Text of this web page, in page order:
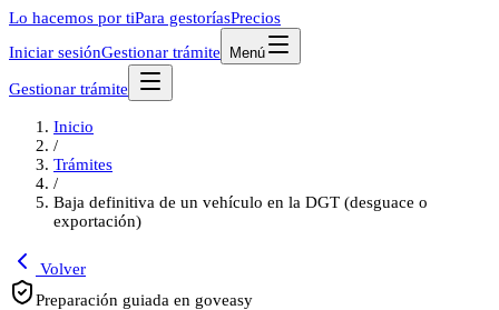
Lo hacemos por tiPara gestoríasPrecios
Iniciar sesiónGestionar trámite Menú
Gestionar trámite
Inicio
/
Trámites
/
Baja definitiva de un vehículo en la DGT (desguace o
exportación)
Volver
Preparación guiada en goveasy